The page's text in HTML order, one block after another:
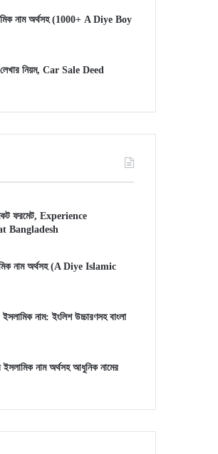
নাম অর্থসহ (1000+ A Diye Boy
লেখার নিয়ম, Car Sale Deed
ফরমেট, Experience
Bangladesh
নাম অর্থসহ (A Diye Islamic
নাম: ইংলিশ উচ্চারণসহ বাংলা
নাম অর্থসহ আধুনিক নামের